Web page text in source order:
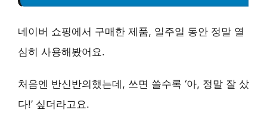
네이버 쇼핑에서 구매한 제품, 일주일 동안 정말 열
심히 사용해봤어요.
처음엔 반신반의했는데, 쓰면 쓸수록 ‘아, 정말 잘 샀
다!’ 싶더라고요.